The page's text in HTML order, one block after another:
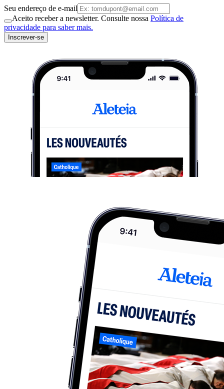
Seu endereço de e-mail
Aceito receber a newsletter. Consulte nossa Política de
privacidade para saber mais.
Inscrever-se